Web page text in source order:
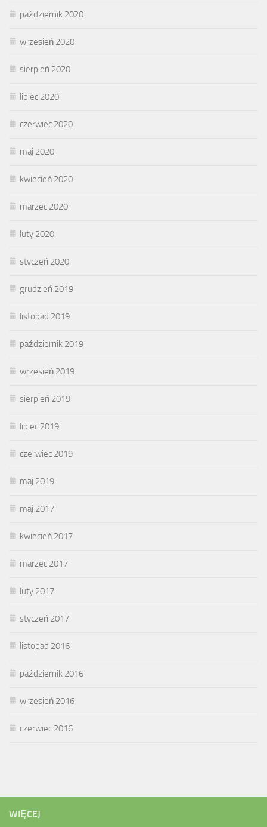
październik 2020
wrzesień 2020
sierpień 2020
lipiec 2020
czerwiec 2020
maj 2020
kwiecień 2020
marzec 2020
luty 2020
styczeń 2020
grudzień 2019
listopad 2019
październik 2019
wrzesień 2019
sierpień 2019
lipiec 2019
czerwiec 2019
maj 2019
maj 2017
kwiecień 2017
marzec 2017
luty 2017
styczeń 2017
listopad 2016
październik 2016
wrzesień 2016
czerwiec 2016
WIĘCEJ